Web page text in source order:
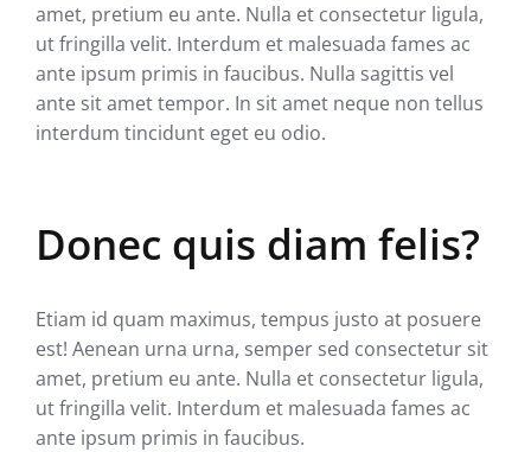
amet, pretium eu ante. Nulla et consectetur ligula,
ut fringilla velit. Interdum et malesuada fames ac
ante ipsum primis in faucibus. Nulla sagittis vel
ante sit amet tempor. In sit amet neque non tellus
interdum tincidunt eget eu odio.
Donec quis diam felis?
Etiam id quam maximus, tempus justo at posuere
est! Aenean urna urna, semper sed consectetur sit
amet, pretium eu ante. Nulla et consectetur ligula,
ut fringilla velit. Interdum et malesuada fames ac
ante ipsum primis in faucibus.